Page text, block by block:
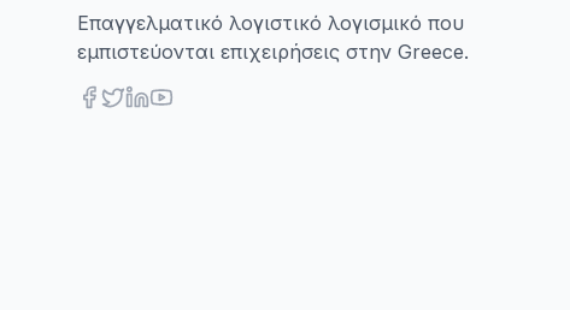
Επαγγελματικό λογιστικό λογισμικό που
εμπιστεύονται επιχειρήσεις στην Greece.